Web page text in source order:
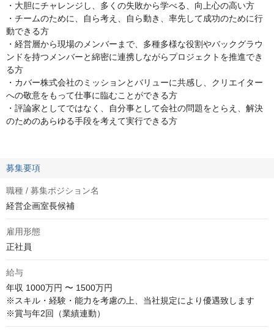
・大胆にチャレンジし、多くの失敗から学べる、向上心の高い方
・チームのために、自ら考え、自ら動き、率先して成功のために行
動できる方
・経営層から現場のメンバーまで、多種多様な役割やバックグラウ
ンドを持つメンバーと綿密に連携しながらプロジェクトを推進でき
る方
・カバー株式会社のミッションとバリューに共感し、クリエイター
への敬意をもって仕事に臨むことができる方
・評論家としてではなく、自分事として会社の問題をとらえ、解決
のためのあらゆる手段を考えて実行できる方
募集要項
職種 / 募集ポジション名
経営企画室長候補
雇用形態
正社員
給与
年収 1000万円 〜 1500万円
※スキル・経験・能力を考慮の上、当社規定により優遇致します
※賞与年2回（業績連動）